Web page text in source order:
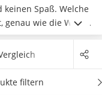
Spaß. Welche
genau wie die Wahl
ab. Wenn Sie
sind softe Boots
Welche
filtern